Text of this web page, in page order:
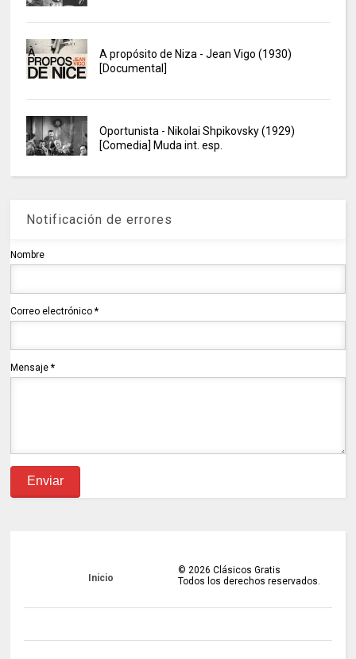
A propósito de Niza - Jean Vigo (1930)
[Documental]
Oportunista - Nikolai Shpikovsky (1929)
[Comedia] Muda int. esp.
Notificación de errores
Nombre
Correo electrónico*
Mensaje*
Inicio
© 2026 Clásicos Gratis
Todos los derechos reservados.